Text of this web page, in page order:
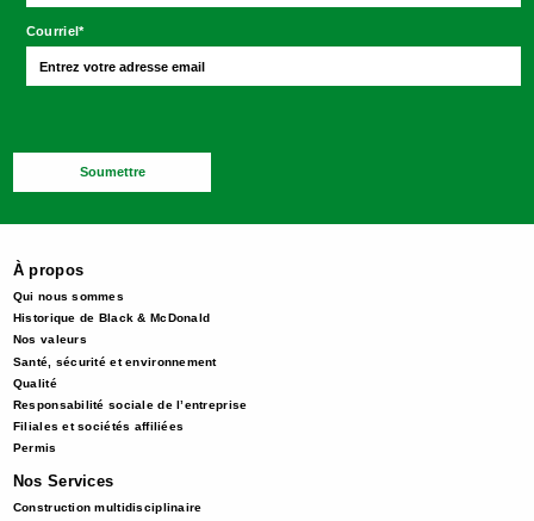
Courriel*
Soumettre
À propos
Qui nous sommes
Historique de Black & McDonald
Nos valeurs
Santé, sécurité et environnement
Qualité
Responsabilité sociale de l’entreprise
Filiales et sociétés affiliées
Permis
Nos Services
Construction multidisciplinaire